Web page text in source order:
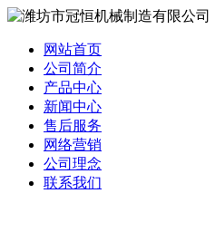
网站首页
公司简介
产品中心
新闻中心
售后服务
网络营销
公司理念
联系我们